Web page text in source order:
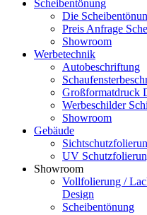
Scheibentönung
Die
Preis Anfrage
Showroom
Werbetechnik
Autobeschriftung
Großformatdruck
Werbeschilder
Showroom
Gebäude
UV
Showroom
Vollfolierung /
Design
Scheibentönung